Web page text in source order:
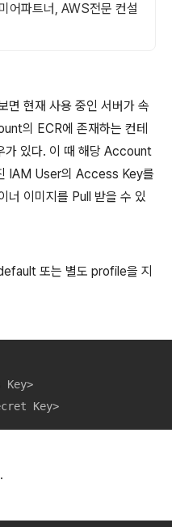
어파트너, AWS전문 컨설
면 현재 사용 중인 서버가 속
의 ECR에 존재하는 컨테
가 있다. 이 때 해당 Account
IAM User의 Access Key를
너 이미지를 Pull 받을 수 있
또는 별도 profile을 지
Key>
Key>